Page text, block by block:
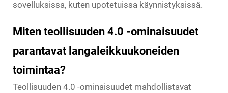
sovelluksissa, kuten upotetuissa käynnistyksissä.
Miten teollisuuden 4.0 -ominaisuudet
parantavat langaleikkuukoneiden
toimintaa?
Teollisuuden 4.0 -ominaisuudet mahdollistavat